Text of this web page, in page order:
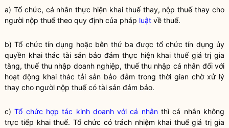
a) Tổ chức, cá nhân thực hiện khai thuếthay, nộpthuếthay cho
người nộp thuếtheo quy định của pháp luật về thuế.
b) Tổ chức tín dụng hoặc bên thứ ba được tổ chức tín dụng ủy
quyền khai thác tài sản bảo đảm thực hiện khai thuếgiá trị gia
tăng,thuếthu nhập doanh nghiệp, thuếthu nhập cá nhân đối với
hoạt động khai thác tải sản bảo đảm trong thời gian chờ xử lý
thay cho người nộp thuếcó tài sản đảm bảo.
c)Tổ chức hợp tác kinh doanh với cá nhânthì cá nhân không
trực tiếp khaithuế. Tổ chức có trách nhiệm khai thuếgiá trị gia